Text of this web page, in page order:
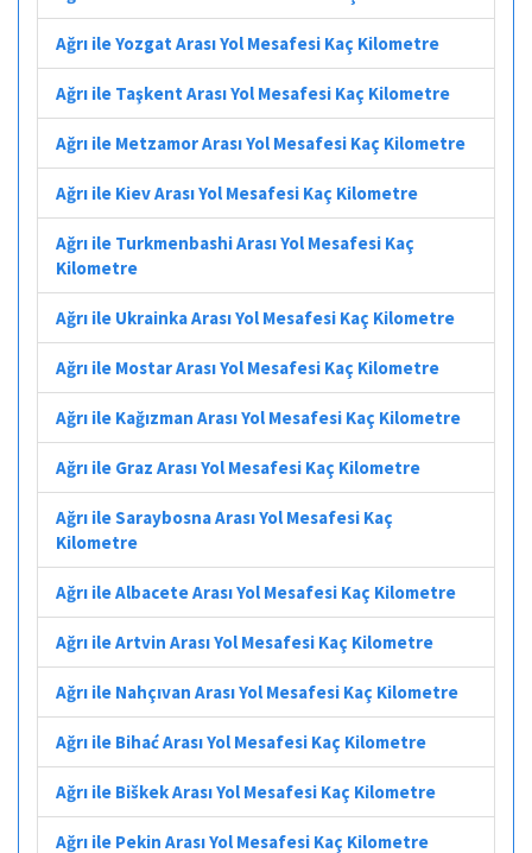
Ağrı ile Yozgat Arası Yol Mesafesi Kaç Kilometre
Ağrı ile Taşkent Arası Yol Mesafesi Kaç Kilometre
Ağrı ile Metzamor Arası Yol Mesafesi Kaç Kilometre
Ağrı ile Kiev Arası Yol Mesafesi Kaç Kilometre
Ağrı ile Turkmenbashi Arası Yol Mesafesi Kaç
Kilometre
Ağrı ile Ukrainka Arası Yol Mesafesi Kaç Kilometre
Ağrı ile Mostar Arası Yol Mesafesi Kaç Kilometre
Ağrı ile Kağızman Arası Yol Mesafesi Kaç Kilometre
Ağrı ile Graz Arası Yol Mesafesi Kaç Kilometre
Ağrı ile Saraybosna Arası Yol Mesafesi Kaç
Kilometre
Ağrı ile Albacete Arası Yol Mesafesi Kaç Kilometre
Ağrı ile Artvin Arası Yol Mesafesi Kaç Kilometre
Ağrı ile Nahçıvan Arası Yol Mesafesi Kaç Kilometre
Ağrı ile Bihać Arası Yol Mesafesi Kaç Kilometre
Ağrı ile Biškek Arası Yol Mesafesi Kaç Kilometre
Ağrı ile Pekin Arası Yol Mesafesi Kaç Kilometre